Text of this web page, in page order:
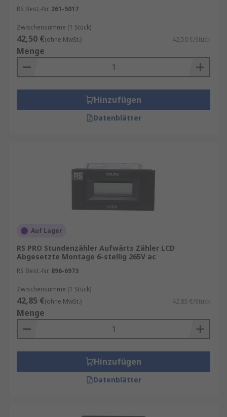
RS Best.-Nr. 261-5017
Zwischensumme (1 Stück)
42,50 €(ohne MwSt.) 42,50 €/Stück
Menge
Hinzufügen
Datenblätter
Auf Lager
RS PRO Stundenzähler Aufwärts Zähler LCD
Abgesetzte Montage 6-stellig 265V ac
RS Best.-Nr. 896-6973
Zwischensumme (1 Stück)
42,85 €(ohne MwSt.) 42,85 €/Stück
Menge
Hinzufügen
Datenblätter